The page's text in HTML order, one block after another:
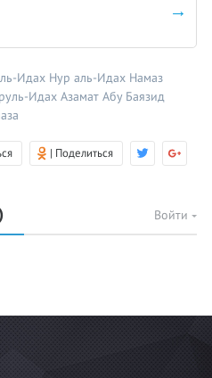
Идах Нур аль-Идах Намаз
Идах Азамат Абу Баязид
| Поделиться
Войти